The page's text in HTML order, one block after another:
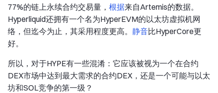
77%的链上永续合约交易量， 根据来自Artemis的数据。
Hyperliquid还拥有一个名为HyperEVM的以太坊虚拟机网
络，但迄今为止，其采用程度更高。 静音比HyperCore更
好。
所以，对于HYPE有一些混淆：它应该被视为一个在合约
DEX市场中达到最大需求的合约DEX，还是一个可能与以太
坊和SOL竞争的第一级？